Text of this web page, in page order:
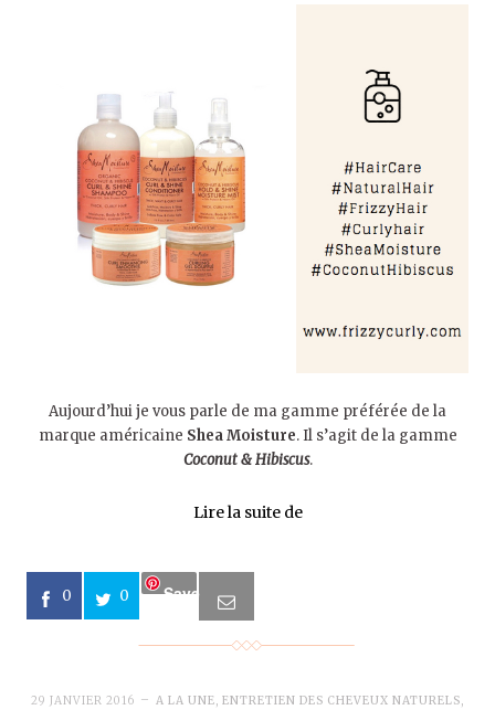
Aujourd’hui je vous parle de ma gamme préférée de la
marque américaine Shea Moisture. Il s’agit de la gamme
Coconut & Hibiscus.
Lire la suite de
0 0 Save
29 JANVIER 2016 A LA UNE,ENTRETIEN DES CHEVEUX NATURELS,